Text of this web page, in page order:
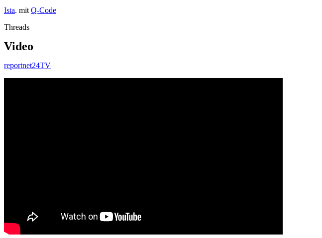
Ista. mit Q-Code
Threads
Video
reportnet24TV